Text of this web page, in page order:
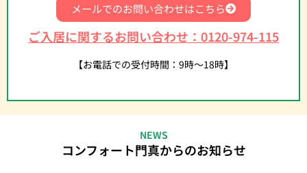
メールでのお問い合わせはこちら
ご入居に関するお問い合わせ：0120-974-115
【お電話での受付時間：9時〜18時】
NEWS
コンフォート門真からのお知らせ